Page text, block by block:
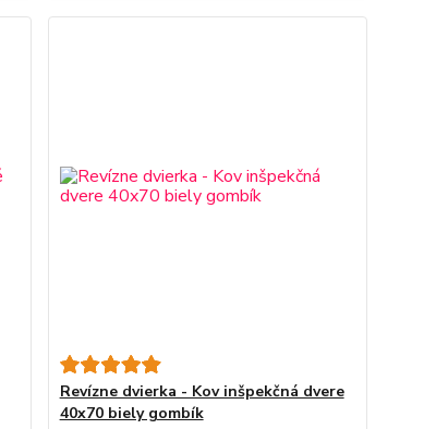
Revízne dvierka - Kov inšpekčná dvere
40x70 biely gombík